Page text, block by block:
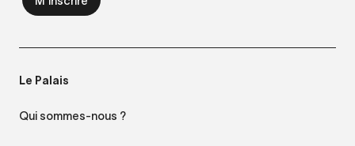
Le Palais
Qui sommes-nous ?